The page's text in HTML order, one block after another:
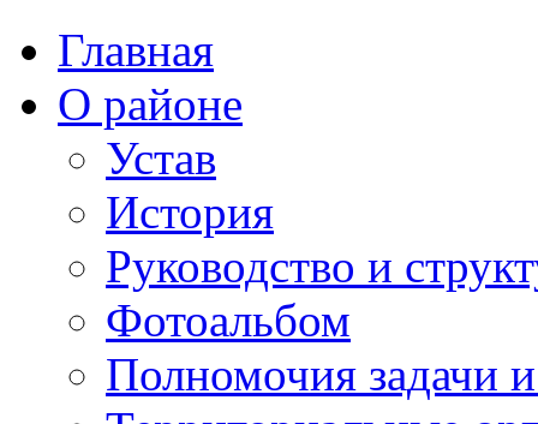
Главная
О районе
Устав
История
Руководство и
Фотоальбом
Полномочия задачи